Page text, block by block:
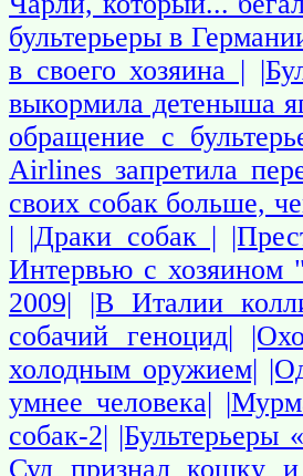
бультерьеры в
в своего хозяина |
выкормила детеныша
обращение с
Airlines запретила
своих собак больше,
| |Драки собак |
Интервью с хозяином
2009|
|В Италии
собачий геноцид|
холодным оружием|
умнее человека|
собак-2| |Бультерьеры
Суд признал кошку